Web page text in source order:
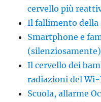
cervello più
Il fallimento della
Smartphone e
(silenziosamente)
Il cervello dei
radiazioni del
Scuola, allarme